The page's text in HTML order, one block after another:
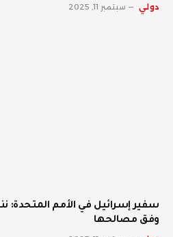
دولي سبتمبر 11, 2025
سفير إسرائيل في الأمم المتحدة:
وفق مصالحها